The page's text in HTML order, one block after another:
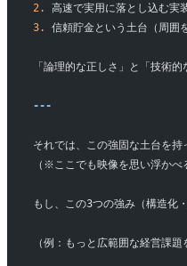
2.
高速で実用に落とし込む実
3.
信頼貯金という土台（周囲
「論理的な正しさ」と「技術
---
それでは、この強固な土台を
（※ここでも映像を思い浮か
もし、この3つの強み（構造化
（例：もっと広範囲な経営課